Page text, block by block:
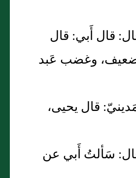
قال أَبي: قال
ضعيف، وغضب عَبد
قال يحيى،
قال: سَألتُ أَبي عن